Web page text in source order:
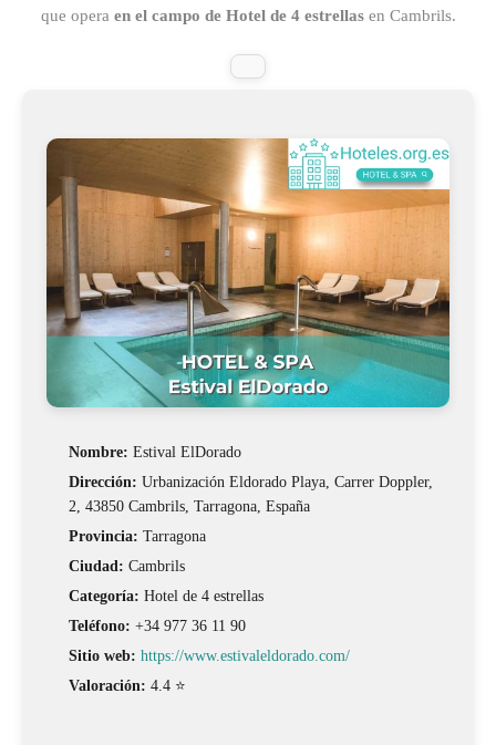
que opera en el campo de Hotel de 4 estrellasen Cambrils.
Nombre: Estival ElDorado
Dirección: Urbanización Eldorado Playa, Carrer Doppler,
2, 43850 Cambrils, Tarragona, España
Provincia: Tarragona
Ciudad: Cambrils
Categoría: Hotel de 4 estrellas
Teléfono: +34 977 36 11 90
Sitio web: https://www.estivaleldorado.com/
Valoración: 4.4 ⭐